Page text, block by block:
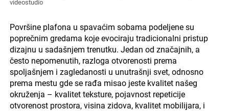
videostudio
Površine plafona u spavaćim sobama podeljene su
poprečnim gredama koje evociraju tradicionalni pristup
dizajnu u sadašnjem trenutku. Jedan od značajnih, a
često nepomenutih, razloga otvorenosti prema
spoljašnjem i zagledanosti u unutrašnji svet, odnosno
prema mestu gde se rađa misao jeste kvalitet našeg
okruženja – kvalitet teksture, pojavnost repeticije
otvorenost prostora, visina zidova, kvalitet mobilijara, i